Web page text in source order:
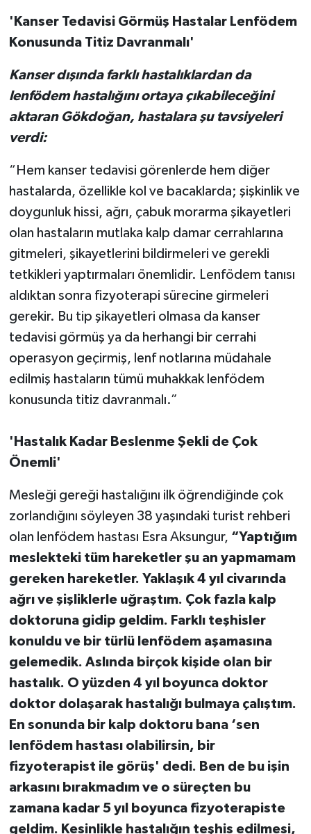
'Kanser Tedavisi Görmüş Hastalar Lenfödem
Konusunda Titiz Davranmalı'
Kanser dışında farklı hastalıklardan da
lenfödem hastalığını ortaya çıkabileceğini
aktaran Gökdoğan, hastalara şu tavsiyeleri
verdi:
“Hem kanser tedavisi görenlerde hem diğer
hastalarda, özellikle kol ve bacaklarda; şişkinlik ve
doygunluk hissi, ağrı, çabuk morarma şikayetleri
olan hastaların mutlaka kalp damar cerrahlarına
gitmeleri, şikayetlerini bildirmeleri ve gerekli
tetkikleri yaptırmaları önemlidir. Lenfödem tanısı
aldıktan sonra fizyoterapi sürecine girmeleri
gerekir. Bu tip şikayetleri olmasa da kanser
tedavisi görmüş ya da herhangi bir cerrahi
operasyon geçirmiş, lenf notlarına müdahale
edilmiş hastaların tümü muhakkak lenfödem
konusunda titiz davranmalı.”
'Hastalık Kadar Beslenme Şekli de Çok
Önemli'
Mesleği gereği hastalığını ilk öğrendiğinde çok
zorlandığını söyleyen 38 yaşındaki turist rehberi
olan lenfödem hastası Esra Aksungur, “Yaptığım
meslekteki tüm hareketler şu an yapmamam
gereken hareketler. Yaklaşık 4 yıl civarında
ağrı ve şişliklerle uğraştım. Çok fazla kalp
doktoruna gidip geldim. Farklı teşhisler
konuldu ve bir türlü lenfödem aşamasına
gelemedik. Aslında birçok kişide olan bir
hastalık. O yüzden 4 yıl boyunca doktor
doktor dolaşarak hastalığı bulmaya çalıştım.
En sonunda bir kalp doktoru bana ‘sen
lenfödem hastası olabilirsin, bir
fizyoterapist ile görüş' dedi. Ben de bu işin
arkasını bırakmadım ve o süreçten bu
zamana kadar 5 yıl boyunca fizyoterapiste
geldim. Kesinlikle hastalığın teşhis edilmesi,